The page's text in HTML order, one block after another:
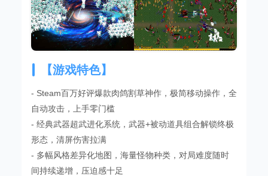
【游戏特色】
- Steam百万好评爆款肉鸽割草神作，极简移动操作，全
自动攻击，上手零门槛
- 经典武器超武进化系统，武器+被动道具组合解锁终极
形态，清屏伤害拉满
- 多幅风格差异化地图，海量怪物种类，对局难度随时
间持续递增，压迫感十足